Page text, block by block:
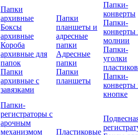
Папки
архивные
Боксы
архивные
Короба
архивные для
папок
Папки
архивные с
завязками
Папки
планшеты и
адресные
папки
Адресные
папки
Папки
планшеты
Папки-
конверты
Папки-
конверты
молнии
Папки-
уголки
Папки-
конверты
кнопке
Папки-
регистраторы с
арочным
механизмом
Пластиковые